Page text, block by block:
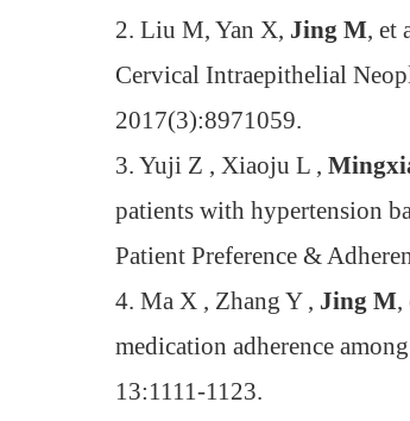
2. Liu M, Yan X, Jing M, et
Cervical Intraepithelial
2017(3):8971059.
3. Yuji Z , Xiaoju L ,
patients with hypertension
Patient Preference &
4. Ma X , Zhang Y , Jing M,
medication adherence
13:1111-1123.